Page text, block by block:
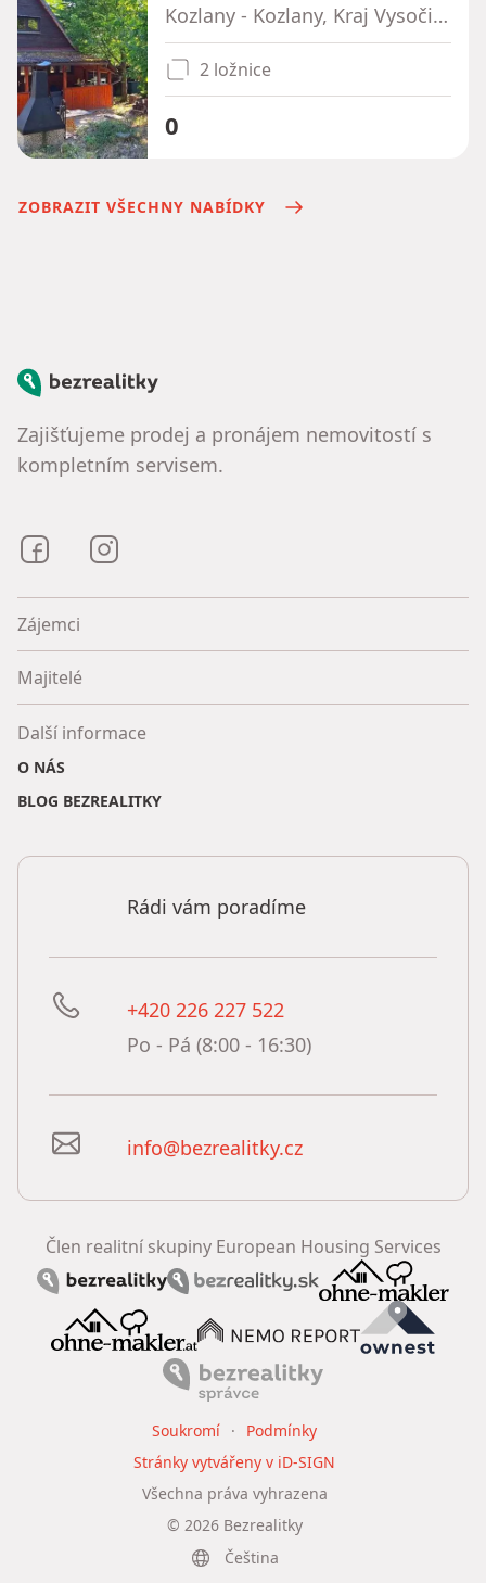
Kozlany - Kozlany, Kraj Vysočina
2 ložnice
0
ZOBRAZIT VŠECHNY NABÍDKY
Bezrealitky
Zajišťujeme prodej a pronájem nemovitostí s
kompletním servisem.
Bezrealitky na Facebooku
Zájemci
Majitelé
Další informace
O NÁS
BLOG BEZREALITKY
Rádi vám poradíme
+420 226 227 522
Po - Pá (8:00 - 16:30)
info@bezrealitky.cz
Člen realitní skupiny European Housing Services
© 2026Bezrealitky
Všechna práva vyhrazena
Soukromí
Podmínky
Stránky vytvářeny v iD-SIGN
Čeština